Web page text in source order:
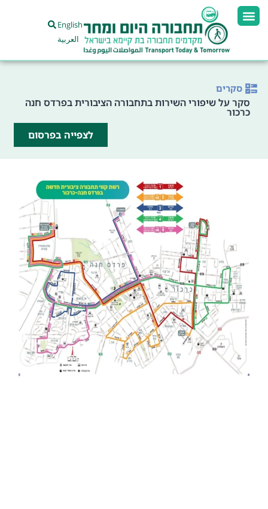
English
العربية
סקרים
סקר על שיפורי השירות בתחבורה הציבורית בפרדס חנה
כרכור
לצפייה בפרסום